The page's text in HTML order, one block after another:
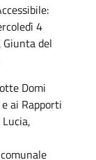
4
del
Domi
ai Rapporti